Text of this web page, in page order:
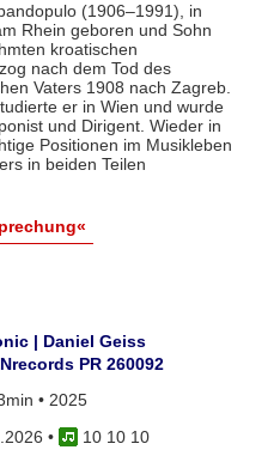
(1906–1991), in
Rhein geboren und Sohn
kroatischen
nach dem Tod des
Vaters 1908 nach Zagreb.
er in Wien und wurde
und Dirigent. Wieder in
Positionen im Musikleben
in beiden Teilen
| Daniel Geiss
PR 260092
• 2025
•
10 10 10